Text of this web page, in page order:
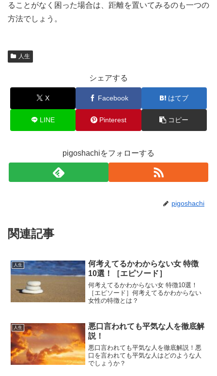
ることがなく困った場合は、距離を置いてみるのも一つの
方法でしょう。
人生
シェアする
X Facebook はてブ
LINE Pinterest コピー
pigoshachiをフォローする
pigoshachi
関連記事
人生
何考えてるかわからない女 特徴
10選！［エピソード］
何考えてるかわからない女 特徴10選！
［エピソード］何考えてるかわからない
女性の特徴とは？
人生
悪口言われても平気な人を徹底解
説！
悪口言われても平気な人を徹底解説！悪
口を言われても平気な人はどのような人
でしょうか？